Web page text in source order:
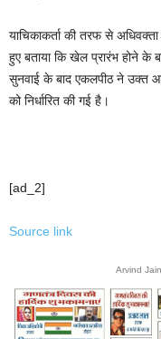
याचिकाकर्ता की तरफ से
हुए बताया कि खेल प्रारंभ होने के
सुनवाई के बाद एकलपीठ ने उक्त
को निर्धारित की गई है।
[ad_2]
Source link
Arvind